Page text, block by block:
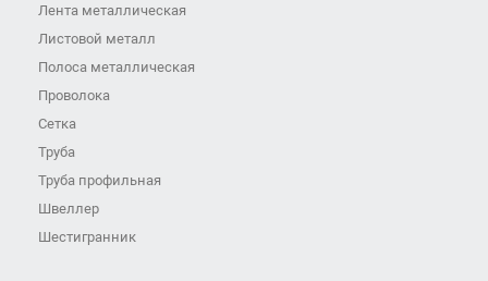
Лента металлическая
Листовой металл
Полоса металлическая
Проволока
Сетка
Труба
Труба профильная
Швеллер
Шестигранник